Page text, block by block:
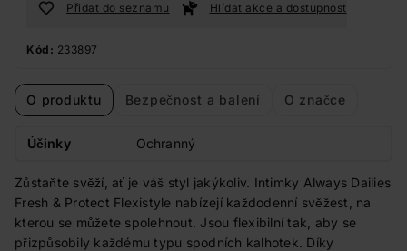
Přidat do seznamu Hlídat akce a dostupnost
Kód: 233897
O produktu Bezpečnost a balení O značce
Účinky Ochranný
Zůstaňte svěží, ať je váš styl jakýkoliv. Intimky Always Dailies
Fresh & Protect Flexistyle nabízejí každodenní svěžest, na
kterou se můžete spolehnout. Jsou flexibilní tak, aby se
přizpůsobily každému typu spodních kalhotek. Díky